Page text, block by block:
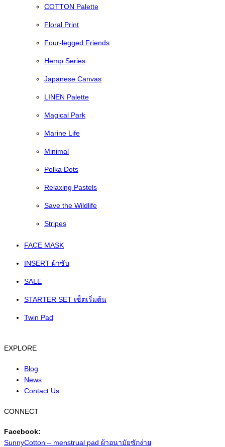
COTTON Palette
Floral Print
Four-legged Friends
Hemp Series
Japanese Canvas
LINEN Palette
Magical Park
Marine Life
Minimal
Polka Dots
Relaxing Pastels
Save the Wildlife
Stripes
FACE MASK
INSERT ผ้าซับ
SALE
STARTER SET เซ็ตเริ่มต้น
Twin Pad
EXPLORE
Blog
News
Contact Us
CONNECT
Facebook:
SunnyCotton – menstrual pad ผ้าอนามัยซักง่าย